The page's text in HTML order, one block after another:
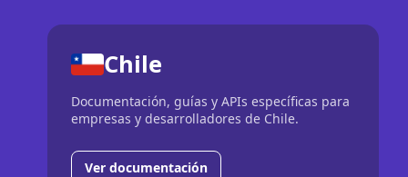
Chile
Documentación, guías y APIs específicas para
empresas y desarrolladores de Chile.
Ver documentación